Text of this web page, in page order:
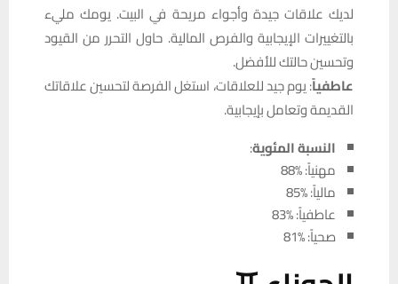
لديك علاقات جيدة وأجواء مريحة في البيت. يومك مليء
بالتغييرات الإيجابية والفرص المالية. حاول التحرر من القيود
وتحسين حالتك للأفضل.
عاطفياً: يوم جيد للعلاقات، استغل الفرصة لتحسين علاقاتك
القديمة وتعامل بإيجابية.
النسبة المئوية:
مهنياً: %88
مالياً: %85
عاطفياً: %83
صحياً: %81